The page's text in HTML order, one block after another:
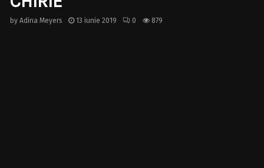
by Adina Meyers 13 iunie 2019 0 879